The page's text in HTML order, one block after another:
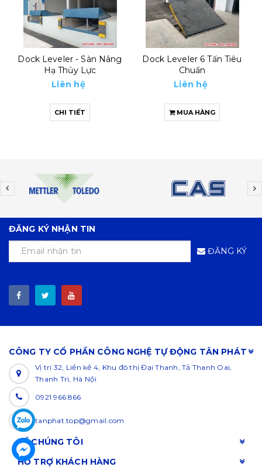
Dock Leveler 6 Tấn Tiêu
Chuẩn
Liên hệ
MUA HÀNG
Automatic Dock Leveler
8 Tấn
Liên hệ
MUA HÀNG
ĐĂNG KÝ NHẬN TIN
ĐĂNG KÝ
CÔNG TY CỔ PHẦN CÔNG NGHỆ TỰ ĐỘNG TÂN PHÁT
Vị trí 32, Liền kề 4, Khu đô thị Đại Thanh, Tả Thanh Oai,
Thanh Trì, Hà Nội
0921 966 866
tanphat.top@gmail.com
VỀ CHÚNG TÔI
HỖ TRỢ KHÁCH HÀNG